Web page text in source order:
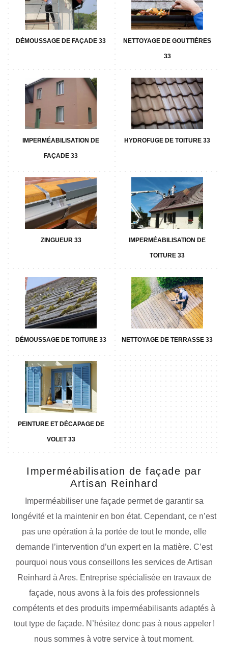
DÉMOUSSAGE DE FAÇADE 33 NETTOYAGE DE GOUTTIÈRES
33
IMPERMÉABILISATION DE
FAÇADE 33
HYDROFUGE DE TOITURE 33
ZINGUEUR 33 IMPERMÉABILISATION DE
TOITURE 33
DÉMOUSSAGE DE TOITURE 33 NETTOYAGE DE TERRASSE 33
PEINTURE ET DÉCAPAGE DE
VOLET 33
Imperméabilisation de façade par
Artisan Reinhard
Imperméabiliser une façade permet de garantir sa
longévité et la maintenir en bon état. Cependant, ce n’est
pas une opération à la portée de tout le monde, elle
demande l’intervention d’un expert en la matière. C’est
pourquoi nous vous conseillons les services de Artisan
Reinhard à Ares. Entreprise spécialisée en travaux de
façade, nous avons à la fois des professionnels
compétents et des produits imperméabilisants adaptés à
tout type de façade. N’hésitez donc pas à nous appeler !
nous sommes à votre service à tout moment.